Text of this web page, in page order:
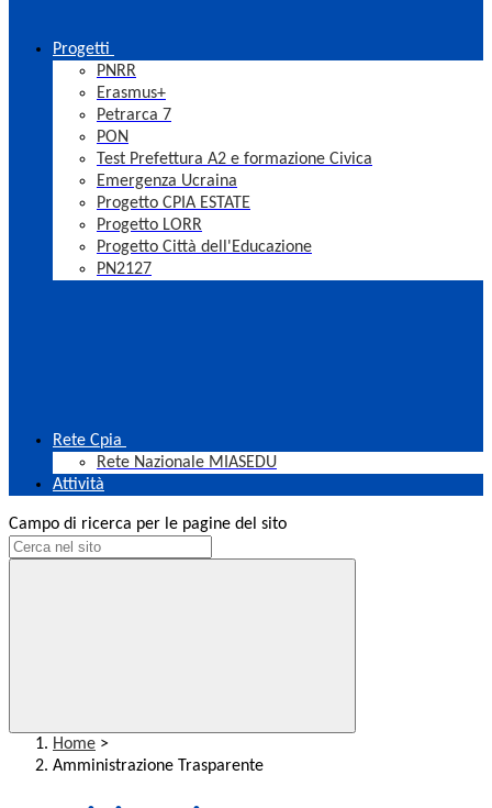
Progetti
PNRR
Erasmus+
Petrarca 7
PON
Test Prefettura A2 e formazione Civica
Emergenza Ucraina
Progetto CPIA ESTATE
Progetto LORR
Progetto Città dell'Educazione
PN2127
Rete Cpia
Rete Nazionale MIASEDU
Attività
Campo di ricerca per le pagine del sito
Home >
Amministrazione Trasparente